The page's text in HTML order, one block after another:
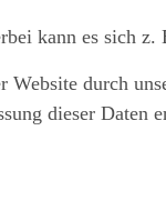
kann es sich
durch
dieser Daten